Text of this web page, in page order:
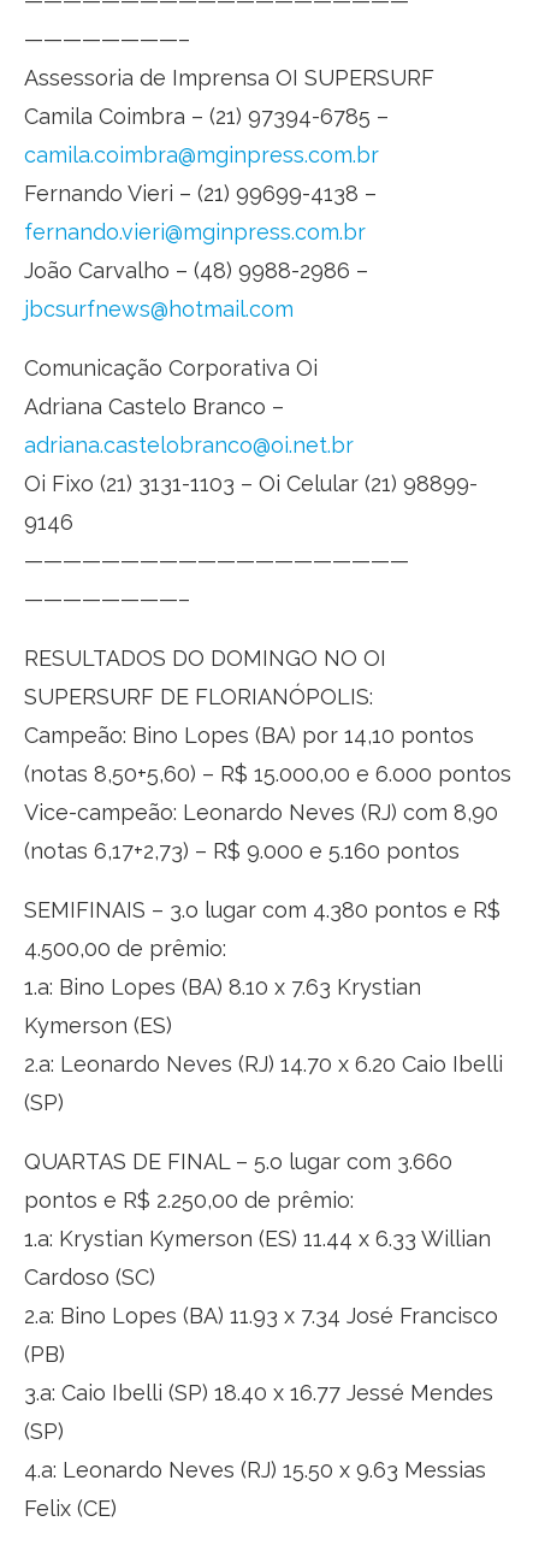
————————–
Assessoria de Imprensa OI SUPERSURF
Camila Coimbra – (21) 97394-6785 –
camila.coimbra@mginpress.com.br
Fernando Vieri – (21) 99699-4138 –
fernando.vieri@mginpress.com.br
João Carvalho – (48) 9988-2986 –
jbcsurfnews@hotmail.com
Comunicação Corporativa Oi
Adriana Castelo Branco –
adriana.castelobranco@oi.net.br
Oi Fixo (21) 3131-1103 – Oi Celular (21) 98899-
9146
————————————————————
————————–
RESULTADOS DO DOMINGO NO OI
SUPERSURF DE FLORIANÓPOLIS:
Campeão: Bino Lopes (BA) por 14,10 pontos
(notas 8,50+5,60) – R$ 15.000,00 e 6.000 pontos
Vice-campeão: Leonardo Neves (RJ) com 8,90
(notas 6,17+2,73) – R$ 9.000 e 5.160 pontos
SEMIFINAIS – 3.o lugar com 4.380 pontos e R$
4.500,00 de prêmio:
1.a: Bino Lopes (BA) 8.10 x 7.63 Krystian
Kymerson (ES)
2.a: Leonardo Neves (RJ) 14.70 x 6.20 Caio Ibelli
(SP)
QUARTAS DE FINAL – 5.o lugar com 3.660
pontos e R$ 2.250,00 de prêmio:
1.a: Krystian Kymerson (ES) 11.44 x 6.33 Willian
Cardoso (SC)
2.a: Bino Lopes (BA) 11.93 x 7.34 José Francisco
(PB)
3.a: Caio Ibelli (SP) 18.40 x 16.77 Jessé Mendes
(SP)
4.a: Leonardo Neves (RJ) 15.50 x 9.63 Messias
Felix (CE)